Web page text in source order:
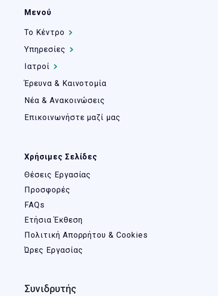
Μενού
Το Kέντρο
Υπηρεσίες
Ιατροί
Έρευνα & Καινοτομία
Νέα & Ανακοινώσεις
Επικοινωνήστε μαζί μας
Χρήσιμες Σελίδες
Θέσεις Εργασίας
Προσφορές
FAQs
Ετήσια Έκθεση
Πολιτική Απορρήτου & Cookies
Ώρες Εργασίας
Συνιδρυτής